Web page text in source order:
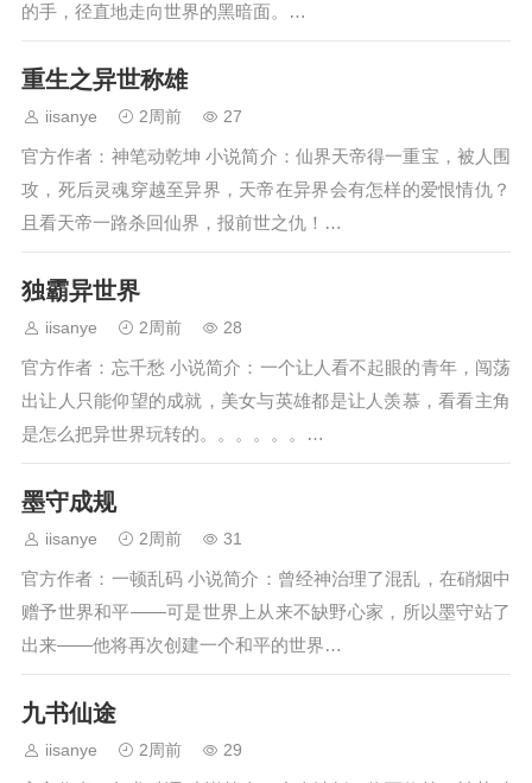
的手，径直地走向世界的黑暗面。…
重生之异世称雄
iisanye 2周前 27
官方作者：神笔动乾坤 小说简介：仙界天帝得一重宝，被人围
攻，死后灵魂穿越至异界，天帝在异界会有怎样的爱恨情仇？
且看天帝一路杀回仙界，报前世之仇！…
独霸异世界
iisanye 2周前 28
官方作者：忘千愁 小说简介：一个让人看不起眼的青年，闯荡
出让人只能仰望的成就，美女与英雄都是让人羡慕，看看主角
是怎么把异世界玩转的。。。。。。…
墨守成规
iisanye 2周前 31
官方作者：一顿乱码 小说简介：曾经神治理了混乱，在硝烟中
赠予世界和平——可是世界上从来不缺野心家，所以墨守站了
出来——他将再次创建一个和平的世界…
九书仙途
iisanye 2周前 29